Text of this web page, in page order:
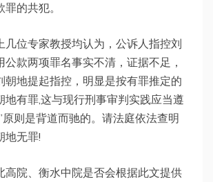
的共犯。
几位专家教授均认为，公诉人指控刘
公款两项罪名事实不清，证据不足，
朝地提起指控，明显是按有罪推定的
地有罪,这与现行刑事审判实践应当遵
原则是背道而驰的。请法庭依法查明
地无罪!
高院、衡水中院是否会根据此文提供